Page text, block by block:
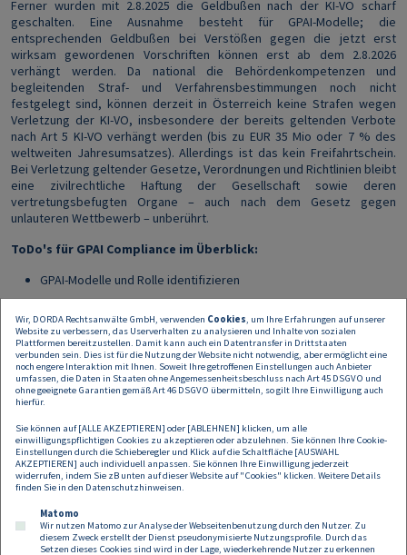
Ferner wurden mit 2.8.2025 die Geldbußen nach der KI-VO scharf
geschalten. Eine Ausnahme besteht für GPAI-Modelle; die
entsprechenden Geldbußen bei Verstößen gegen die jetzt erst
wirksam gewordenen Vorschriften können erst ab dem 2.8.2026
verhängt werden. Da national die Behördenkompetenzen und
begleitenden Straf- und Verfahrensbestimmungen noch nicht
festgelegt sind, können derzeit in Österreich keine Strafen wegen
Verletzung der KI-VO, insbesondere der bereits geltenden Verbote
nach Art 5 KI-VO verhängt werden (bis zu EUR 35 Mio oder 7 % des
weltweiten Jahresumsatzes). Allerdings ist das kein Freifahrtschein.
Bei Verletzung geltender Gesetze, Verordnungen und Richtlinien bleibt
eine zivilrechtliche Haftung der Gesellschaft sowie deren
vertretungsbefugten Organe – auch nach dem Gesetz gegen
unlauteren Wettbewerb – unberührt.
ToDo's für GPAI Compliance im Überblick:
GPAI-Modelle und Rolle identifizieren
Erhebliche Modifikationen von GPAI-Modellen hinterfragen
Pflichten als Anbieter für das entwickelte Modell bzw als
downstream provider für den veränderten Teil des Modells
umsetzen
Dokumentation der Modelle, Rolle und Pflichten
Laufende Re-Evaluierung der Pflichten und Anpassung der
Dokumentation während des gesamten Lebenszyklus
Wir, DORDA Rechtsanwälte GmbH, verwenden Cookies, um Ihre Erfahrungen auf unserer
Website zu verbessern, das Userverhalten zu analysieren und Inhalte von sozialen
Plattformen bereitzustellen. Damit kann auch ein Datentransfer in Drittstaaten
verbunden sein. Dies ist für die Nutzung der Website nicht notwendig, aber ermöglicht eine
noch engere Interaktion mit Ihnen. Soweit Ihre getroffenen Einstellungen auch Anbieter
umfassen, die Daten in Staaten ohne Angemessenheitsbeschluss nach Art 45 DSGVO und
ohne geeignete Garantien gemäß Art 46 DSGVO übermitteln, so gilt Ihre Einwilligung auch
hierfür.
Sie können auf [ALLE AKZEPTIEREN] oder [ABLEHNEN] klicken, um alle
einwilligungspflichtigen Cookies zu akzeptieren oder abzulehnen. Sie können Ihre Cookie-
Einstellungen durch die Schieberegler und Klick auf die Schaltfläche [AUSWAHL
AKZEPTIEREN] auch individuell anpassen. Sie können Ihre Einwilligung jederzeit
widerrufen, indem Sie zB unten auf dieser Website auf "Cookies" klicken. Weitere Details
finden Sie in den Datenschutzhinweisen.
Matomo
Wir nutzen Matomo zur Analyse der Webseitenbenutzung durch den Nutzer. Zu
diesem Zweck erstellt der Dienst pseudonymisierte Nutzungsprofile. Durch das
Setzen dieses Cookies sind wird in der Lage, wiederkehrende Nutzer zu erkennen